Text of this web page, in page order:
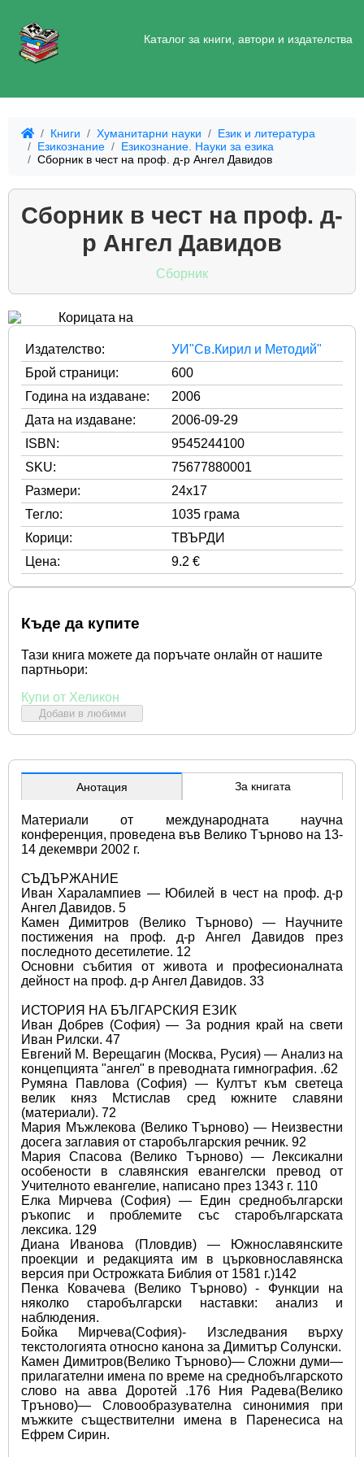
Каталог за книги, автори и издателства
Книги Хуманитарни науки
Език и литература
Езикознание
Езикознание. Науки за езика
Сборник в чест на проф. д-р Ангел Давидов
Сборник в чест на проф. д-
р Ангел Давидов
Сборник
Издателство:
УИ"Св.Кирил и Методий"
Брой страници:
600
Година на издаване:
2006
Дата на издаване:
2006-09-29
ISBN:
9545244100
SKU:
75677880001
Размери:
24x17
Тегло:
1035 грама
Корици:
ТВЪРДИ
Цена:
9.2 €
Къде да купите
Тази книга можете да поръчате онлайн от нашите
партньори:
Купи от Хеликон
Добави в любими
Анотация За книгата
Материали от международната научна
конференция, проведена във Велико Търново на 13-
14 декември 2002 г.
СЪДЪРЖАНИЕ
Иван Харалампиев — Юбилей в чест на проф. д-р
Ангел Давидов. 5
Камен Димитров (Велико Търново) — Научните
постижения на проф. д-р Ангел Давидов през
последното десетилетие. 12
Основни събития от живота и професионалната
дейност на проф. д-р Ангел Давидов. 33
ИСТОРИЯ НА БЪЛГАРСКИЯ ЕЗИК
Иван Добрев (София) — За родния край на свети
Иван Рилски. 47
Евгений М. Верещагин (Москва, Русия) — Анализ на
концепцията "ангел" в преводната гимнография. .62
Румяна Павлова (София) — Култът към светеца
велик княз Мстислав сред южните славяни
(материали). 72
Мария Мъжлекова (Велико Търново) — Неизвестни
досега заглавия от старобългарския речник. 92
Мария Спасова (Велико Търново) — Лексикални
особености в славянския евангелски превод от
Учителното евангелие, написано през 1343 г. 110
Елка Мирчева (София) — Един среднобългарски
ръкопис и проблемите със старобългарската
лексика. 129
Диана Иванова (Пловдив) — Южнославянските
проекции и редакцията им в църковнославянска
версия при Острожката Библия от 1581 г.)142
Пенка Ковачева (Велико Търново) - Функции на
няколко старобългарски наставки: анализ и
наблюдения.
Бойка Мирчева(София)- Изследвания върху
текстологията относно канона за Димитър Солунски.
Камен Димитров(Велико Търновo)— Сложни думи—
прилагателни имена по време на среднобългарското
слово на авва Доротей .176 Ния Радева(Великo
Tрънoвo)— Словообразувателна синонимия при
мъжките съществителни имена в Паренесиса нa
Eфрем Cирин.